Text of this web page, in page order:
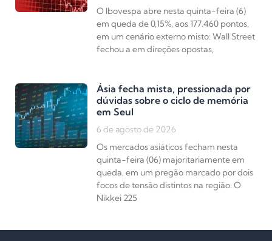
O Ibovespa abre nesta quinta-feira (6)
em queda de 0,15%, aos 177.460 pontos,
em um cenário externo misto: Wall Street
fechou a em direções opostas,
Ásia fecha mista, pressionada por
dúvidas sobre o ciclo de memória
em Seul
6 de agosto de 2026
Os mercados asiáticos fecham nesta
quinta-feira (06) majoritariamente em
queda, em um pregão marcado por dois
focos de tensão distintos na região. O
Nikkei 225